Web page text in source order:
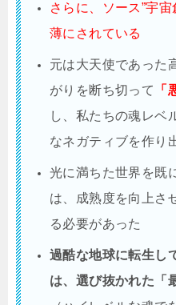
さらに、ソース”宇
薄にされている
元は大天使であった
がりを断ち切って
「
し、私たちの魂レベ
なネガティブを作り
光に満ちた世界を既
は、成熟度を向上さ
る必要があった
過酷な地球に転生し
は、選び抜かれた「